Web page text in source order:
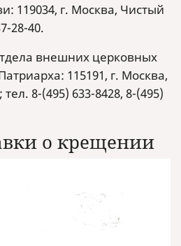
119034, г. Москва, Чистый
28-40.
внешних церковных
115191, г. Москва,
8-(495) 633-8428, 8-(495)
о крещении